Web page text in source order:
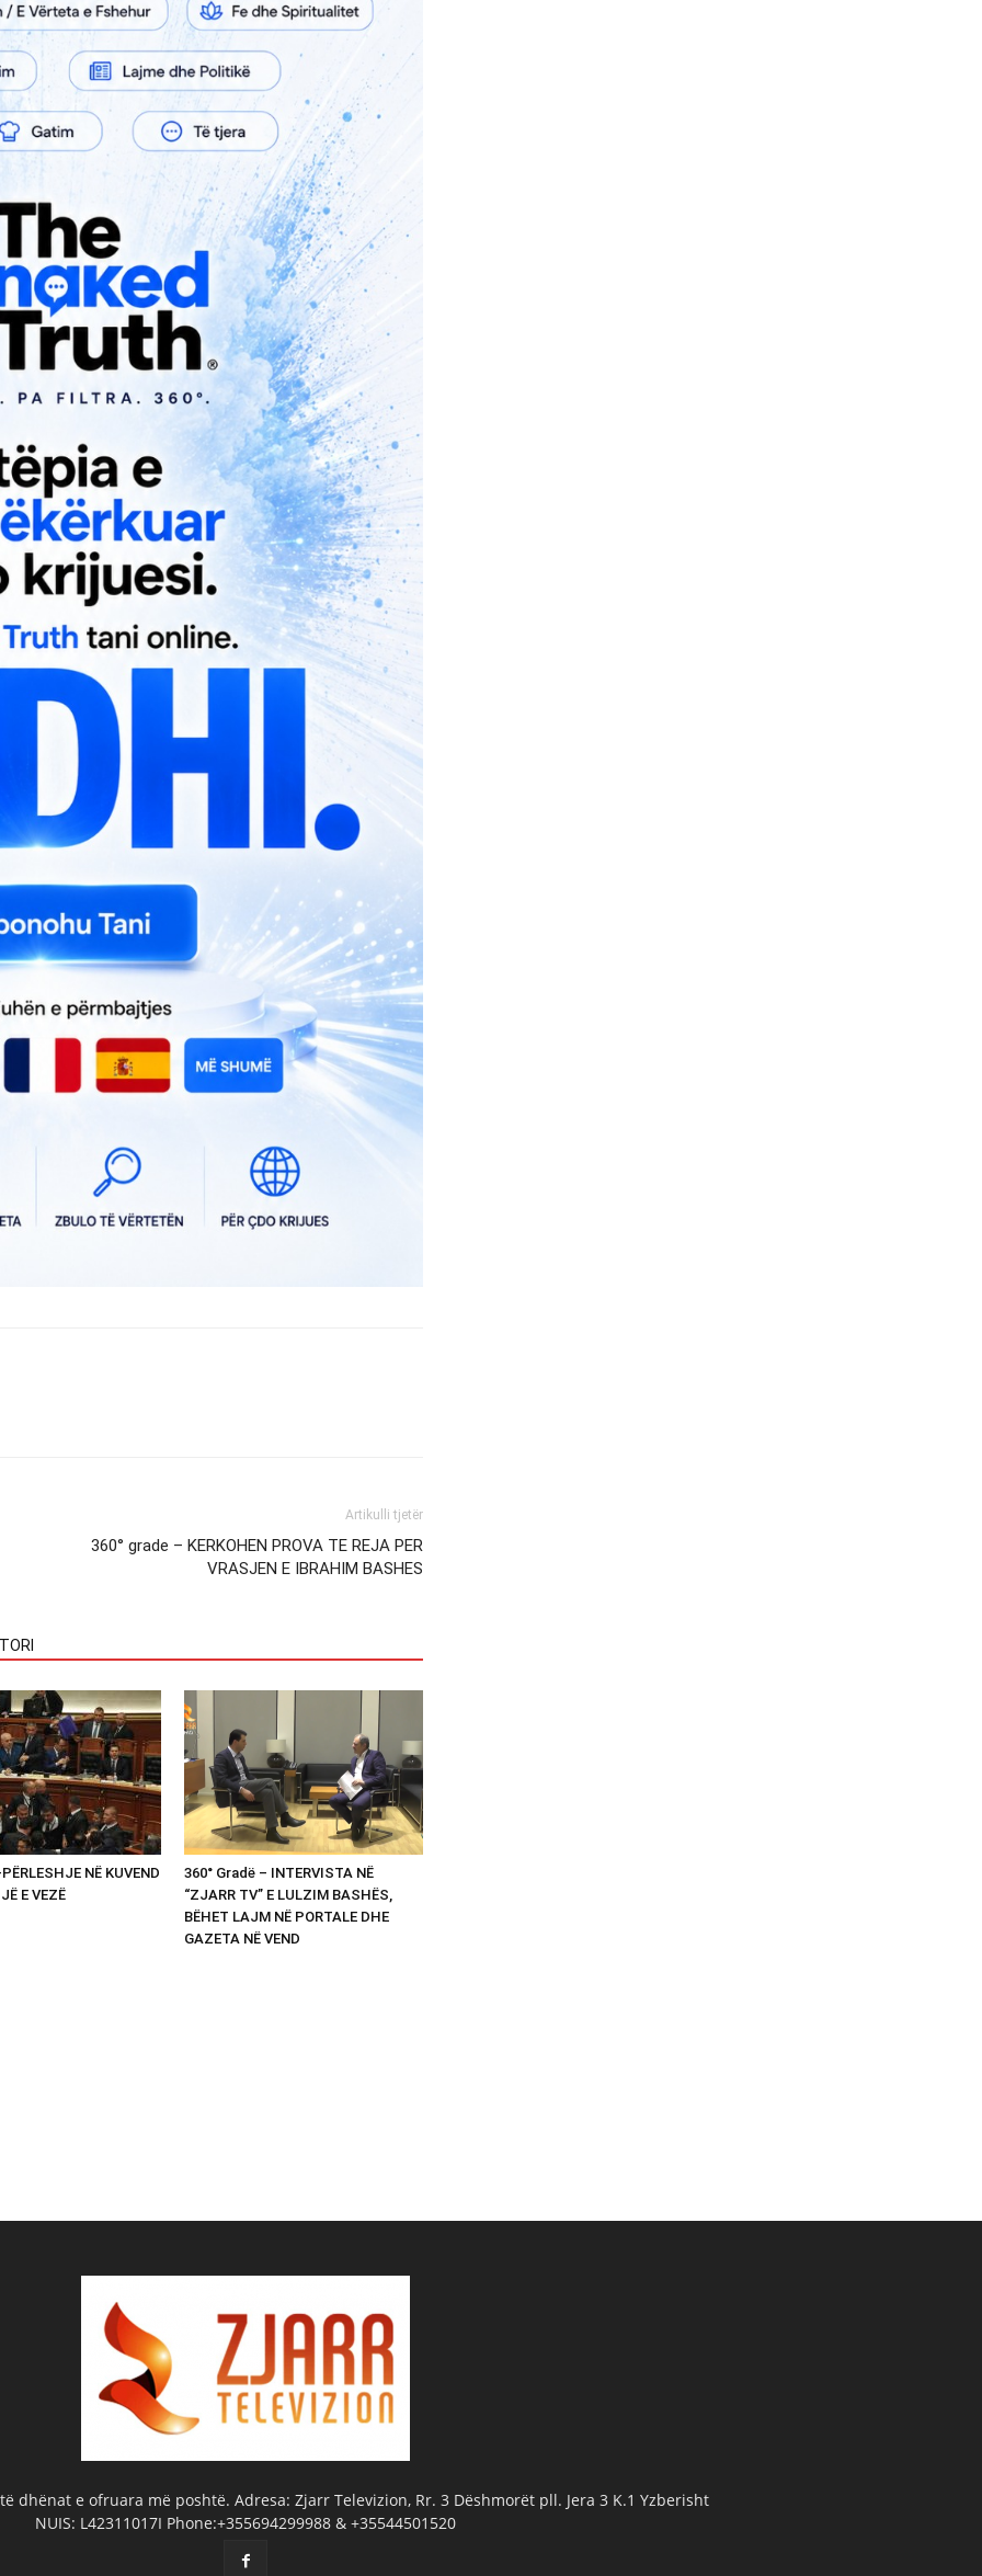
Artikulli tjetër
360° grade – KERKOHEN PROVA TE REJA PER
VRASJEN E IBRAHIM BASHES
NË KUVEND
E VEZË
360° Gradë – INTERVISTA NË
“ZJARR TV” E LULZIM BASHËS,
BËHET LAJM NË PORTALE DHE
GAZETA NË VEND
dhënat e ofruara më poshtë. Adresa: Zjarr Televizion, Rr. 3 Dëshmorët pll. Jera 3 K.1 Yzberisht
NUIS: L42311017I Phone:+355694299988 & +35544501520